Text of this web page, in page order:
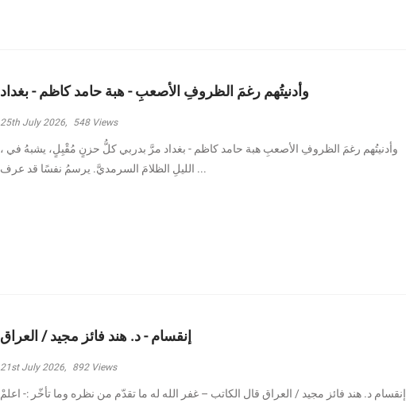
وأدنيتُهم رغمَ الظروفِ الأصعبِ - هبة حامد كاظم - بغداد
25th July 2026, 548Views
، وأدنيتُهم رغمَ الظروفِ الأصعبِ هبة حامد كاظم - بغداد مرَّ بدربي كلُّ حزنٍ مُقْبِلٍ، يشبهُ في
الليلِ الظلامَ السرمديَّ. يرسمُ نفسًا قد عرف ...
إنقسام - د. هند فائز مجيد / العراق
21st July 2026, 892Views
إنقسام د. هند فائز مجيد / العراق ‏قال الكاتب – غفر الله له ما تقدّم من نظره وما تأخّر :- ‏اعلمْ